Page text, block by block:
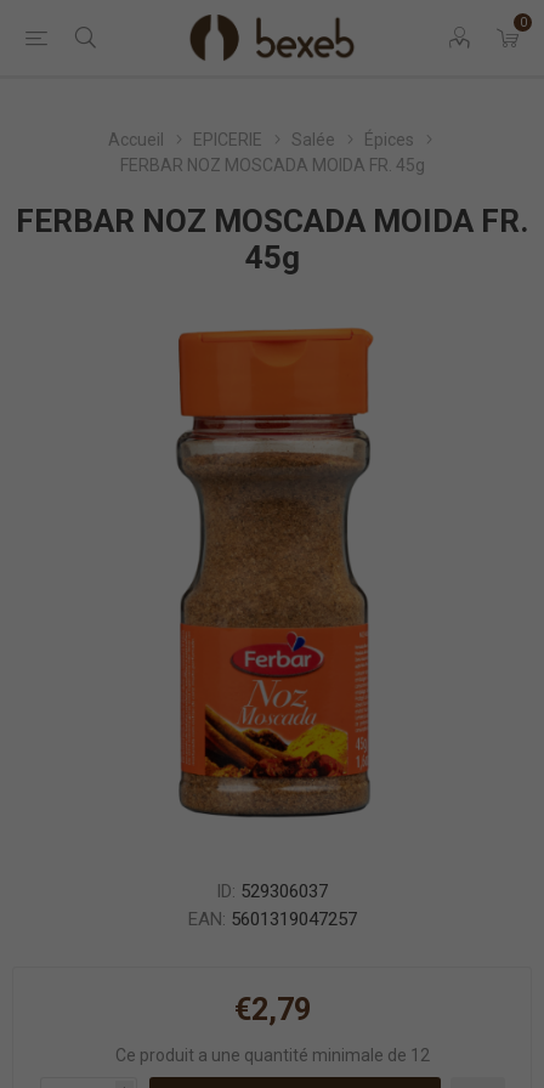
0
Accueil EPICERIE Salée
Épices
FERBAR NOZ MOSCADA MOIDA FR. 45g
FERBAR NOZ MOSCADA MOIDA FR.
45g
ID: 529306037
EAN: 5601319047257
€2,79
Ce produit a une quantité minimale de 12